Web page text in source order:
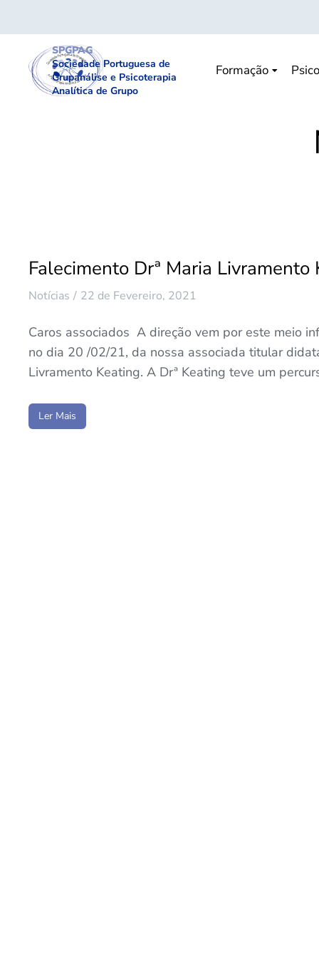
SPGPAG
Sociedade Portuguesa de
Grupanálise e Psicoterapia
Analítica de Grupo
Formação
Falecimento Drª Maria Livramento
Notícias 22 de Fevereiro, 2021
Caros associados A direção vem por este meio
no dia 20 /02/21, da nossa associada titular
Livramento Keating. A Drª Keating teve um
Ler Mais